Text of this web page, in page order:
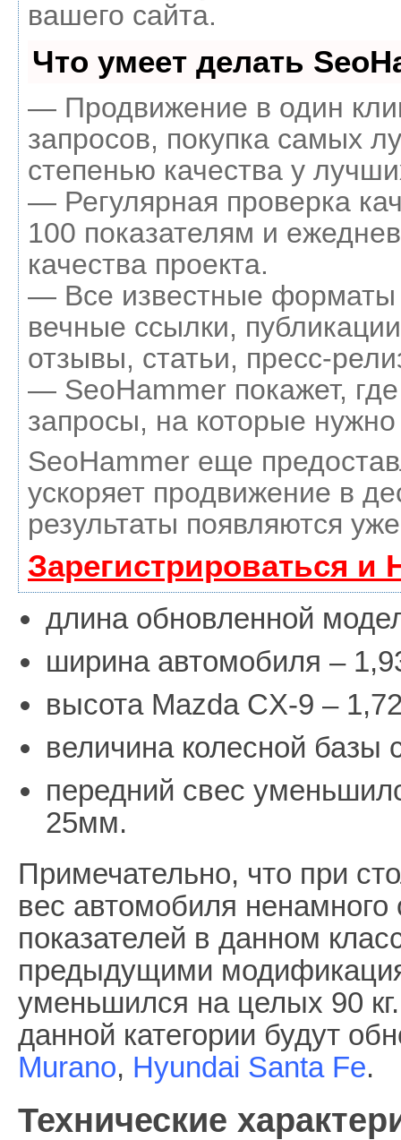
вашего сайта.
Что умеет делать
— Продвижение в один
запросов, покупка самых
степенью качества у
— Регулярная проверка
100 показателям и
качества проекта.
— Все известные форматы
вечные ссылки,
отзывы, статьи, пресс-
— SeoHammer покажет,
запросы, на которые
SeoHammer еще
ускоряет продвижение в
результаты появляются
Зарегистрироваться и
длина обновленной
ширина автомобиля –
высота Mazda CX-9 –
величина колесной базы
передний свес
25мм.
Примечательно, что при
вес автомобиля ненамного
показателей в данном
предыдущими
уменьшился на целых 90
данной категории будут
Murano, Hyundai Santa Fe.
Технические